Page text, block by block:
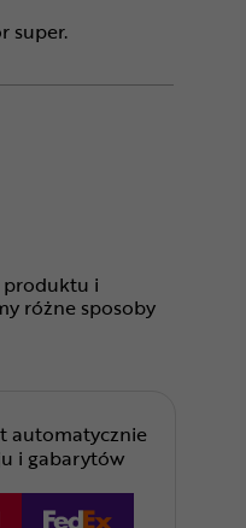
super.
produktu i
różne sposoby
automatycznie
i gabarytów